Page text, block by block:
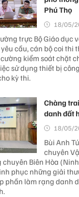
Phú Thọ
18/05/
trực Bộ Giáo dục
cầu, cán bộ coi thi
kiểm soát chặt
sử dụng thiết bị
kỳ thi.
Chàng
danh đất
18/05/
Bùi Anh
chuyên
chuyên Biên Hòa
phục những giải
phần làm rạng danh